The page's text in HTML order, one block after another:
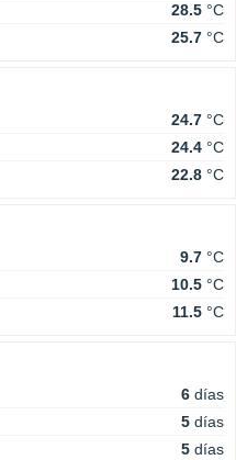
28.5 °C
25.7 °C
24.7 °C
24.4 °C
22.8 °C
9.7 °C
10.5 °C
11.5 °C
6 días
5 días
5 días